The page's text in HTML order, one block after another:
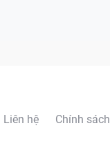
Liên hệ Chính sách